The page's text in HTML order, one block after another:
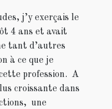
j’y exerçais le
4 ans et avait
tant d’autres
à ce que je
profession. A
croissante dans
une